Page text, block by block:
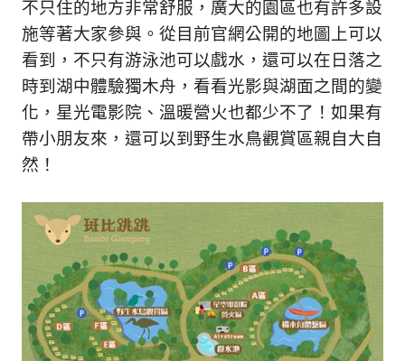
不只住的地方非常舒服，廣大的園區也有許多設
施等著大家參與。從目前官網公開的地圖上可以
看到，不只有游泳池可以戲水，還可以在日落之
時到湖中體驗獨木舟，看看光影與湖面之間的變
化，星光電影院、溫暖營火也都少不了！如果有
帶小朋友來，還可以到野生水鳥觀賞區親自大自
然！